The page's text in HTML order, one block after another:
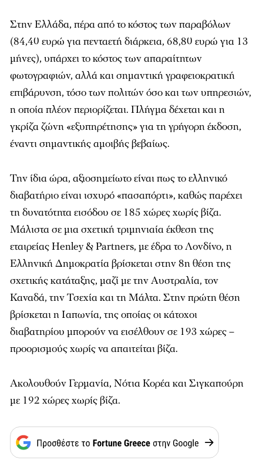
Στην Ελλάδα, πέρα από το κόστος των παραβόλων
(84,40 ευρώ για πενταετή διάρκεια, 68,80 ευρώ για 13
μήνες), υπάρχει το κόστος των απαραίτητων
φωτογραφιών, αλλά και σημαντική γραφειοκρατική
επιβάρυνση, τόσο των πολιτών όσο και των υπηρεσιών,
η οποία πλέον περιορίζεται. Πλήγμα δέχεται και η
γκρίζα ζώνη «εξυπηρέτησης» για τη γρήγορη έκδοση,
έναντι σημαντικής αμοιβής βεβαίως.
Την ίδια ώρα, αξιοσημείωτο είναι πως το ελληνικό
διαβατήριο είναι ισχυρό «πασαπόρτι», καθώς παρέχει
τη δυνατότητα εισόδου σε 185 χώρες χωρίς βίζα.
Μάλιστα σε μια σχετική τριμηνιαία έκθεση της
εταιρείας Henley & Partners, με έδρα το Λονδίνο, η
Ελληνική Δημοκρατία βρίσκεται στην 8η θέση της
σχετικής κατάταξης, μαζί με την Αυστραλία, τον
Καναδά, την Τσεχία και τη Μάλτα. Στην πρώτη θέση
βρίσκεται η Ιαπωνία, της οποίας οι κάτοχοι
διαβατηρίου μπορούν να εισέλθουν σε 193 χώρες –
προορισμούς χωρίς να απαιτείται βίζα.
Ακολουθούν Γερμανία, Νότια Κορέα και Σιγκαπούρη
με 192 χώρες χωρίς βίζα.